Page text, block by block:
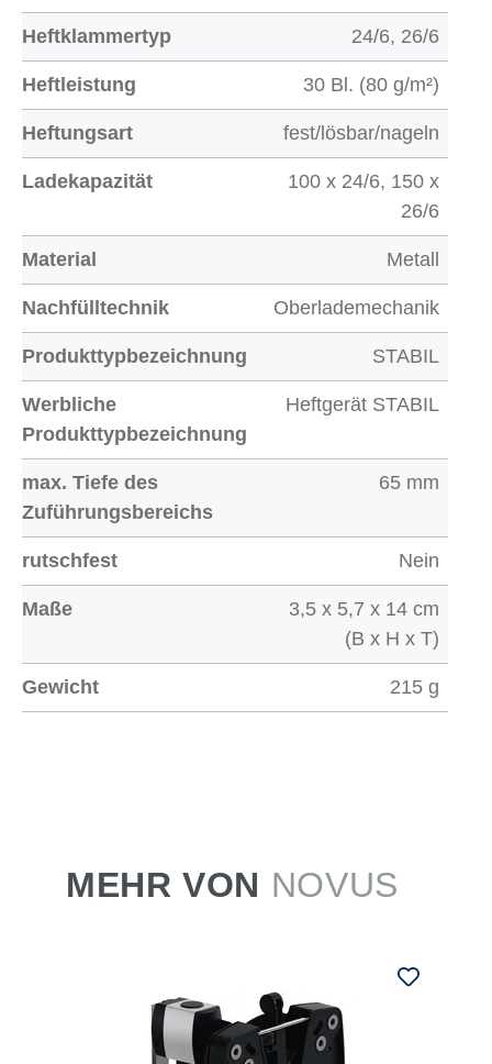
Heftklammertyp 24/6, 26/6
Heftleistung 30 Bl. (80 g/m²)
Heftungsart fest/lösbar/nageln
Ladekapazität
100 x 24/6, 150 x
26/6
Material Metall
Nachfülltechnik Oberlademechanik
Produkttypbezeichnung STABIL
Werbliche
Produkttypbezeichnung
Heftgerät STABIL
max. Tiefe des
Zuführungsbereichs
65 mm
rutschfest Nein
Maße
3,5 x 5,7 x 14 cm
(B x H x T)
Gewicht 215 g
MEHR VON NOVUS